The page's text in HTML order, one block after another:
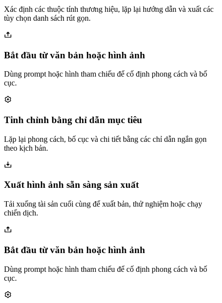
Xác định các thuộc tính thương hiệu, lặp lại hướng dẫn và xuất các
tùy chọn danh sách rút gọn.
Bắt đầu từ văn bản hoặc hình ảnh
Dùng prompt hoặc hình tham chiếu để cố định phong cách và bố
cục.
Tinh chỉnh bằng chỉ dẫn mục tiêu
Lặp lại phong cách, bố cục và chi tiết bằng các chỉ dẫn ngắn gọn
theo kịch bản.
Xuất hình ảnh sẵn sàng sản xuất
Tải xuống tài sản cuối cùng để xuất bản, thử nghiệm hoặc chạy
chiến dịch.
Bắt đầu từ văn bản hoặc hình ảnh
Dùng prompt hoặc hình tham chiếu để cố định phong cách và bố
cục.